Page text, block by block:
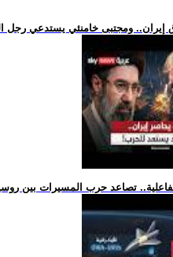
تصاعد حرب المسيرات بين